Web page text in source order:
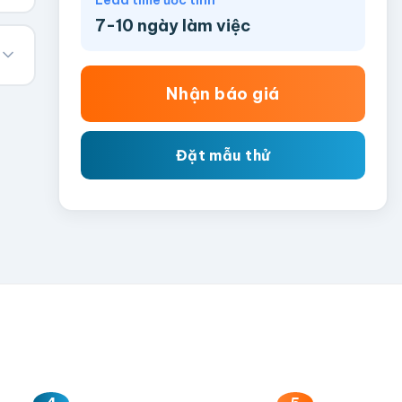
7-10 ngày làm việc
Nhận báo giá
Đặt mẫu thử